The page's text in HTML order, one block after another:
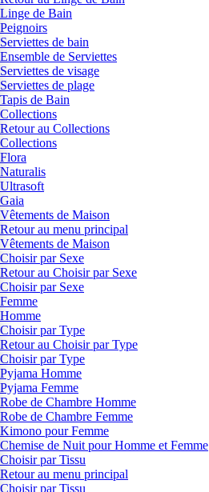
Linge de Bain
Peignoirs
Serviettes de bain
Ensemble de Serviettes
Serviettes de visage
Serviettes de plage
Tapis de Bain
Collections
Retour au Collections
Collections
Flora
Naturalis
Ultrasoft
Gaia
Vêtements de Maison
Retour au menu principal
Vêtements de Maison
Choisir par Sexe
Retour au Choisir par Sexe
Choisir par Sexe
Femme
Homme
Choisir par Type
Retour au Choisir par Type
Choisir par Type
Pyjama Homme
Pyjama Femme
Robe de Chambre Homme
Robe de Chambre Femme
Kimono pour Femme
Chemise de Nuit pour Homme et Femme
Choisir par Tissu
Retour au menu principal
Choisir par Tissu